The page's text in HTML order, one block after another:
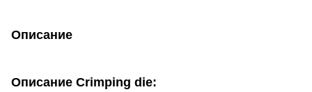
Описание
Описание Crimping die: